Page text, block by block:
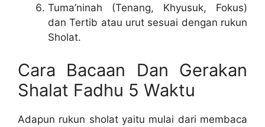
Tuma’ninah (Tenang, Khyusuk, Fokus)
dan Tertib atau urut sesuai dengan rukun
Sholat.
Cara Bacaan Dan Gerakan
Shalat Fadhu 5 Waktu
Adapun rukun sholat yaitu mulai dari membaca